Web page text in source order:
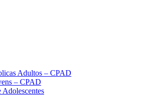
Adultos – CPAD
– CPAD